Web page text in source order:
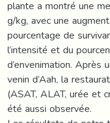
plante a montré une
g/kg, avec une
pourcentage de
l’intensité et du
d’envenimation. Après
venin d’Aah, la
(ASAT, ALAT, urée et
été aussi observée.